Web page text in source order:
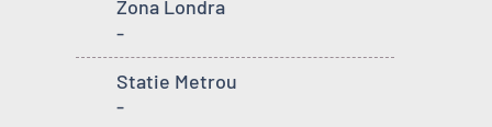
Zona Londra
-
Statie Metrou
-